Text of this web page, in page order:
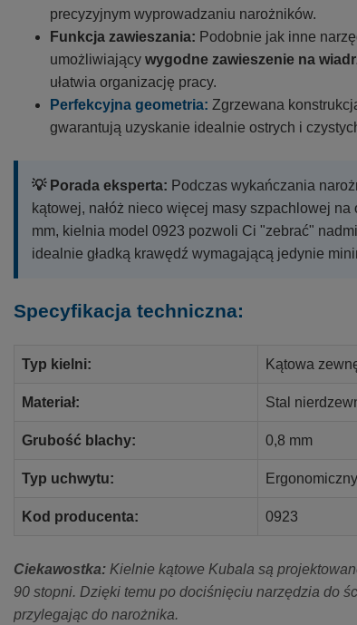
precyzyjnym wyprowadzaniu narożników.
Funkcja zawieszania: Podobnie jak inne
umożliwiający wygodne zawieszenie na
ułatwia organizację pracy.
Perfekcyjna geometria: Zgrzewana
gwarantują uzyskanie idealnie ostrych i
💡 Porada eksperta: Podczas wykańczania
kątowej, nałóż nieco więcej masy szpachlowej
mm, kielnia model 0923 pozwoli Ci "zebrać"
idealnie gładką krawędź wymagającą jedynie
Specyfikacja techniczna:
Typ kielni: Kątowa
Materiał: Stal
Grubość blachy: 0,8 mm
Typ uchwytu:
Kod producenta: 0923
Ciekawostka: Kielnie kątowe Kubala są
90 stopni. Dzięki temu po dociśnięciu narzędzia do
przylegając do narożnika.